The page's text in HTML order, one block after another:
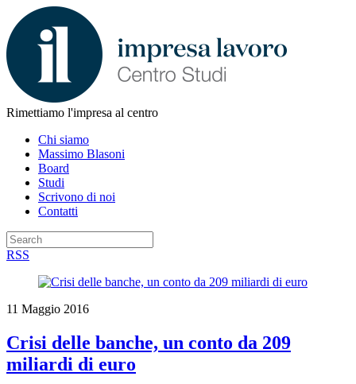
Rimettiamo l'impresa al centro
Chi siamo
Massimo Blasoni
Board
Studi
Scrivono di noi
Contatti
RSS
11 Maggio 2016
Crisi delle banche, un conto da 209
miliardi di euro